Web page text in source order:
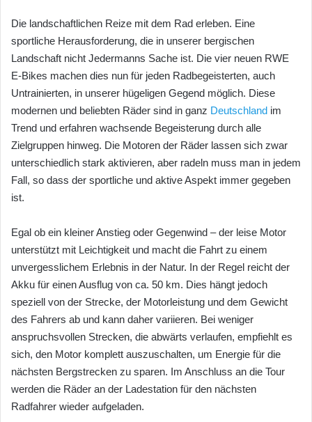
Die landschaftlichen Reize mit dem Rad erleben. Eine
sportliche Herausforderung, die in unserer bergischen
Landschaft nicht Jedermanns Sache ist. Die vier neuen RWE
E-Bikes machen dies nun für jeden Radbegeisterten, auch
Untrainierten, in unserer hügeligen Gegend möglich. Diese
modernen und beliebten Räder sind in ganz Deutschland im
Trend und erfahren wachsende Begeisterung durch alle
Zielgruppen hinweg. Die Motoren der Räder lassen sich zwar
unterschiedlich stark aktivieren, aber radeln muss man in jedem
Fall, so dass der sportliche und aktive Aspekt immer gegeben
ist.
Egal ob ein kleiner Anstieg oder Gegenwind – der leise Motor
unterstützt mit Leichtigkeit und macht die Fahrt zu einem
unvergesslichem Erlebnis in der Natur. In der Regel reicht der
Akku für einen Ausflug von ca. 50 km. Dies hängt jedoch
speziell von der Strecke, der Motorleistung und dem Gewicht
des Fahrers ab und kann daher variieren. Bei weniger
anspruchsvollen Strecken, die abwärts verlaufen, empfiehlt es
sich, den Motor komplett auszuschalten, um Energie für die
nächsten Bergstrecken zu sparen. Im Anschluss an die Tour
werden die Räder an der Ladestation für den nächsten
Radfahrer wieder aufgeladen.